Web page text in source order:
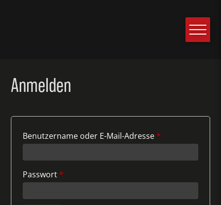
Anmelden
Benutzername oder E-Mail-Adresse*
Passwort*